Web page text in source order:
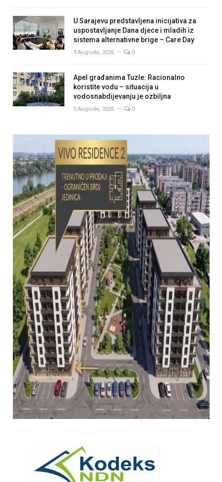
U Sarajevu predstavljena inicijativa za
uspostavljanje Dana djece i mladih iz
sistema alternativne brige – Care Day
3 Augusta, 2026 0
Apel građanima Tuzle: Racionalno
koristite vodu – situacija u
vodosnabdijevanju je ozbiljna
5 Augusta, 2026 0